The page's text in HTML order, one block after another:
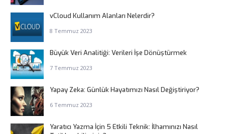
vCloud Kullanım Alanları Nelerdir?
8 Temmuz 2023
Büyük Veri Analitiği: Verileri İşe Dönüştürmek
7 Temmuz 2023
Yapay Zeka: Günlük Hayatımızı Nasıl Değiştiriyor?
6 Temmuz 2023
Yaratıcı Yazma İçin 5 Etkili Teknik: İlhamınızı Nasıl